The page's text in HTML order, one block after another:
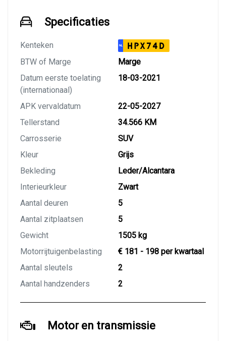
Specificaties
Kenteken NL HPX74D
BTW of Marge
Marge
Datum eerste toelating
(internationaal)
18-03-2021
APK vervaldatum
22-05-2027
Tellerstand
34.566 KM
Carrosserie
SUV
Kleur
Grijs
Bekleding
Leder/Alcantara
Interieurkleur
Zwart
Aantal deuren
5
Aantal zitplaatsen
5
Gewicht
1505 kg
Motorrijtuigenbelasting
€ 181 - 198 per kwartaal
Aantal sleutels
2
Aantal handzenders
2
Motor en transmissie